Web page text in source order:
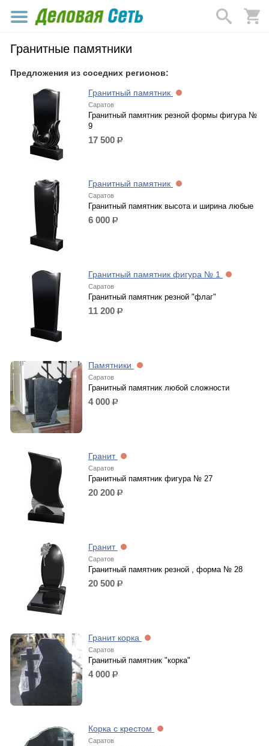
Гранитные памятники
Предложения из соседних регионов:
Гранитный памятник
Саратов
Гранитный памятник резной формы фигура №
9
17 500 р.
Гранитный памятник
Саратов
Гранитный памятник высота и ширина любые
6 000 р.
Гранитный памятник фигура № 1
Саратов
Гранитный памятник резной "флаг"
11 200 р.
Памятники
Саратов
Гранитный памятник любой сложности
4 000 р.
Гранит
Саратов
Гранитный памятник фигура № 27
20 200 р.
Гранит
Саратов
Гранитный памятник резной , форма № 28
20 500 р.
Гранит корка
Саратов
Гранитный памятник "корка"
4 000 р.
Корка с крестом
Саратов